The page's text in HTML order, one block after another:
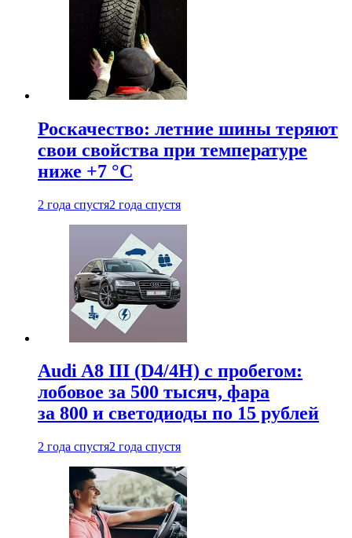
Роскачество: летние шины теряют
свои свойства при температуре
ниже +7 °C
2 года спустя2 года спустя
Audi A8 III (D4/4H) c пробегом:
лобовое за 500 тысяч, фара
за 800 и светодиоды по 15 рублей
2 года спустя2 года спустя